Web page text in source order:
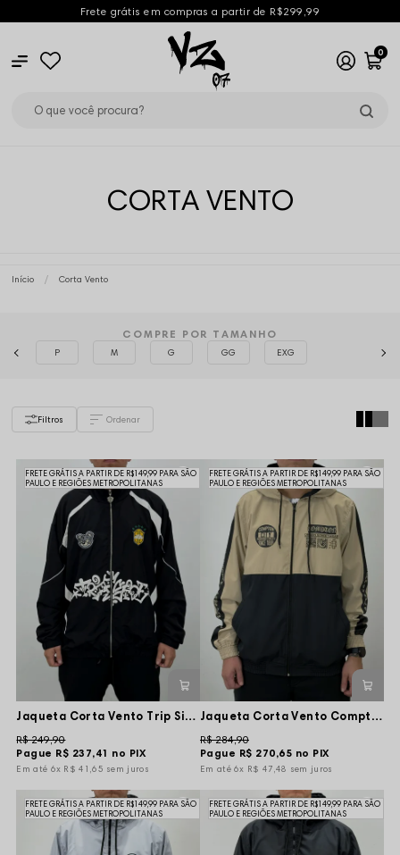
Frete grátis em compras a partir de R$299,99
0
CORTA VENTO
Início Corta Vento
COMPRE POR TAMANHO
P M G GG EXG
Filtros
FRETE GRÁTIS A PARTIR DE R$149,99 PARA SÃO
PAULO E REGIÕES METROPOLITANAS
Jaqueta Corta Vento Trip Side Gola Alta Brasil - Preta
Pague R$ 237,41 no PIX
R$ 249,90
6x R$ 41,65 sem juros
FRETE GRÁTIS A PARTIR DE R$149,99 PARA SÃO
PAULO E REGIÕES METROPOLITANAS
Jaqueta Corta Vento Compton Dupla Face Dangerous City - Preta/Bege
Pague R$ 270,65 no PIX
R$ 284,90
6x R$ 47,48 sem juros
FRETE GRÁTIS A PARTIR DE R$149,99 PARA SÃO
PAULO E REGIÕES METROPOLITANAS
FRETE GRÁTIS A PARTIR DE R$149,99 PARA SÃO
PAULO E REGIÕES METROPOLITANAS